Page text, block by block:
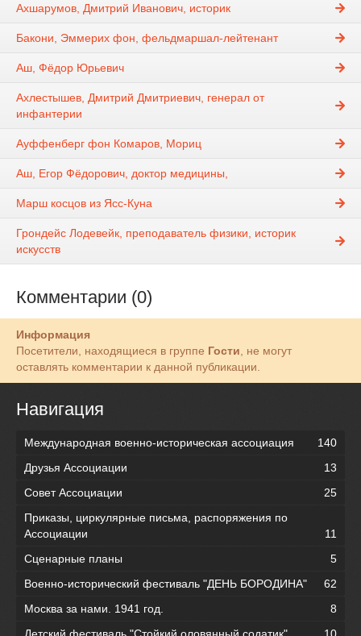
Ахшарумов, Дмитрий Иванович, историк
Бакони, Эммерих фон, фельдмаршал-лейтенант
Аш, Фёдор Юрьевич
Ахлестышев, Дмитрий Дмитриевич, генерал от
инфантерии
Ауффенберг фон Комаров, Мориц
Аш, Егор Фёдорович, доктор медицины,
Марш косцов из Ясс-Куна
Грондейс Лодевейк, преподаватель физики, историк
искусств
Комментарии (0)
Информация
Посетители, находящиеся в группе Гости , не могут
оставлять комментарии к данной публикации.
Навигация
Международная военно-историческая ассоциация
140
Друзья Ассоциации
13
Совет Ассоциации
25
Приказы, циркулярные письма, распоряжения по
Ассоциации
11
Сценарные планы
5
Военно-исторический фестиваль "ДЕНЬ БОРОДИНА"
62
Москва за нами. 1941 год.
8